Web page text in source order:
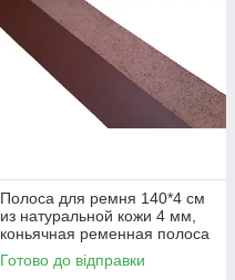
Полоса для ремня 140*4 см
из натуральной кожи 4 мм,
коньячная ременная полоса
из натуральной кожи 1400*40
мм
Готово до відправки